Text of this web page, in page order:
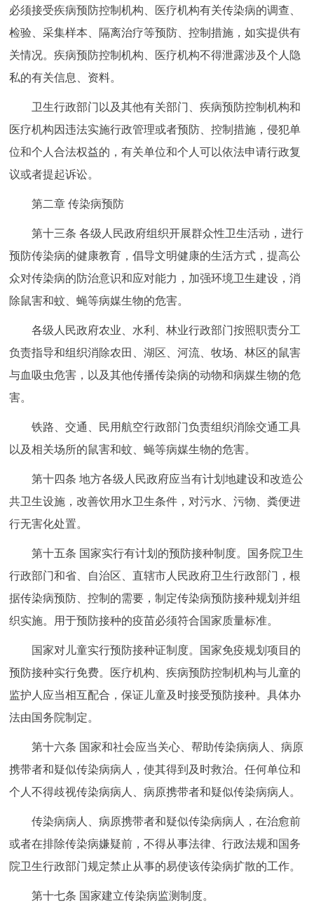
必须接受疾病预防控制机构、医疗机构有关传染病的调查、
检验、采集样本、隔离治疗等预防、控制措施，如实提供有
关情况。疾病预防控制机构、医疗机构不得泄露涉及个人隐
私的有关信息、资料。
卫生行政部门以及其他有关部门、疾病预防控制机构和
医疗机构因违法实施行政管理或者预防、控制措施，侵犯单
位和个人合法权益的，有关单位和个人可以依法申请行政复
议或者提起诉讼。
第二章 传染病预防
第十三条 各级人民政府组织开展群众性卫生活动，进行
预防传染病的健康教育，倡导文明健康的生活方式，提高公
众对传染病的防治意识和应对能力，加强环境卫生建设，消
除鼠害和蚊、蝇等病媒生物的危害。
各级人民政府农业、水利、林业行政部门按照职责分工
负责指导和组织消除农田、湖区、河流、牧场、林区的鼠害
与血吸虫危害，以及其他传播传染病的动物和病媒生物的危
害。
铁路、交通、民用航空行政部门负责组织消除交通工具
以及相关场所的鼠害和蚊、蝇等病媒生物的危害。
第十四条 地方各级人民政府应当有计划地建设和改造公
共卫生设施，改善饮用水卫生条件，对污水、污物、粪便进
行无害化处置。
第十五条 国家实行有计划的预防接种制度。国务院卫生
行政部门和省、自治区、直辖市人民政府卫生行政部门，根
据传染病预防、控制的需要，制定传染病预防接种规划并组
织实施。用于预防接种的疫苗必须符合国家质量标准。
国家对儿童实行预防接种证制度。国家免疫规划项目的
预防接种实行免费。医疗机构、疾病预防控制机构与儿童的
监护人应当相互配合，保证儿童及时接受预防接种。具体办
法由国务院制定。
第十六条 国家和社会应当关心、帮助传染病病人、病原
携带者和疑似传染病病人，使其得到及时救治。任何单位和
个人不得歧视传染病病人、病原携带者和疑似传染病病人。
传染病病人、病原携带者和疑似传染病病人，在治愈前
或者在排除传染病嫌疑前，不得从事法律、行政法规和国务
院卫生行政部门规定禁止从事的易使该传染病扩散的工作。
第十七条 国家建立传染病监测制度。